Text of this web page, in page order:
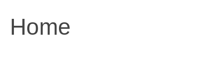
Home